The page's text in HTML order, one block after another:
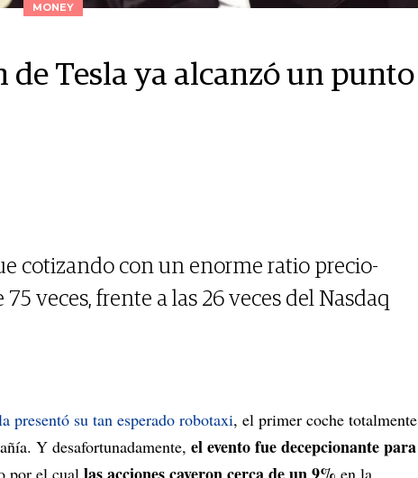
MONEY
Tesla ya alcanzó un punto
cotizando con un enorme ratio precio-
veces, frente a las 26 veces del Nasdaq
presentó su tan esperado robotaxi, el primer coche totalmente
Y desafortunadamente, el evento fue decepcionante para